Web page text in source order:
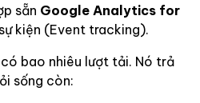
sẵn Google Analytics for
kiện (Event tracking).
bao nhiêu lượt tải. Nó trả
sống còn: